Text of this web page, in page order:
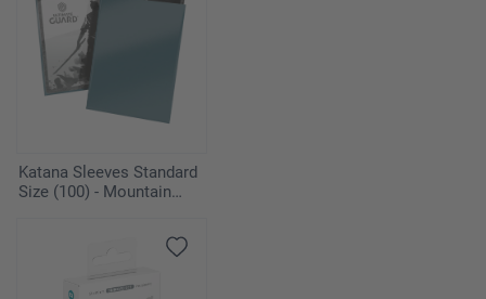
Katana Sleeves Standard
Size (100) - Mountain